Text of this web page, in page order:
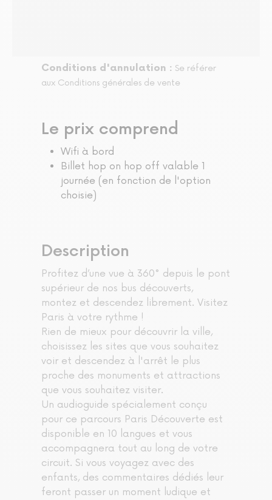
Conditions d'annulation : Se référer
aux Conditions générales de vente
Le prix comprend
Wifi à bord
Billet hop on hop off valable 1
journée (en fonction de l'option
choisie)
Description
Profitez d’une vue à 360° depuis le pont
supérieur de nos bus découverts,
montez et descendez librement. Visitez
Paris à votre rythme !
Rien de mieux pour découvrir la ville,
choisissez les sites que vous souhaitez
voir et descendez à l'arrêt le plus
proche des monuments et attractions
que vous souhaitez visiter.
Un audioguide spécialement conçu
pour ce parcours Paris Découverte est
disponible en 10 langues et vous
accompagnera tout au long de votre
circuit. Si vous voyagez avec des
enfants, des commentaires dédiés leur
feront passer un moment ludique et